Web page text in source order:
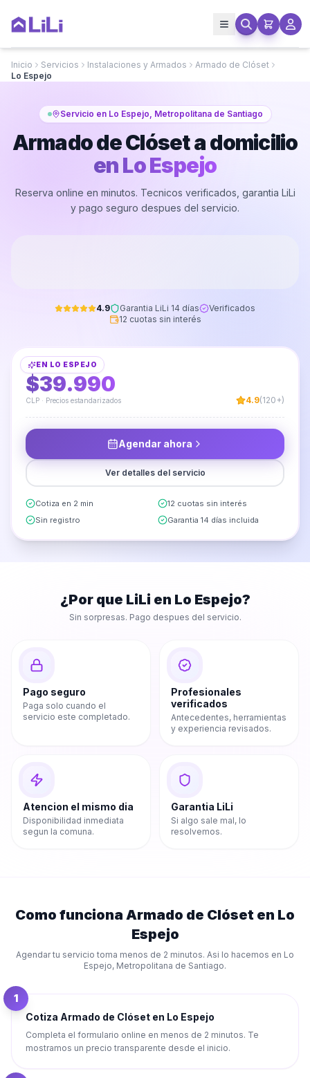
Inicio Servicios Instalaciones y Armados
Armado de Clóset
Lo Espejo
Servicio en Lo Espejo, Metropolitana de Santiago
Armado de Clóset a domicilio
enLo Espejo
Reserva online en minutos. Tecnicos verificados, garantia LiLi
y pago seguro despues del servicio.
4.9 Garantia LiLi 14 días
Verificados
12 cuotas sin interés
EN LO ESPEJO
DESDE
$39.990
CLP · Precios estandarizados 4.9(120+)
Agendar ahora
Ver detalles del servicio
Cotiza en 2 min
12 cuotas sin interés
Sin registro
Garantia 14 días incluida
¿Por que LiLi en Lo Espejo?
Sin sorpresas. Pago despues del servicio.
Pago seguro
Paga solo cuando el
servicio este completado.
Profesionales
verificados
Antecedentes, herramientas
y experiencia revisados.
Atencion el mismo dia
Disponibilidad inmediata
segun la comuna.
Garantia LiLi
Si algo sale mal, lo
resolvemos.
Como funciona Armado de Clóset en Lo
Espejo
Agendar tu servicio toma menos de 2 minutos. Asi lo hacemos en Lo
Espejo, Metropolitana de Santiago.
1
Cotiza Armado de Clóset en Lo Espejo
Completa el formulario online en menos de 2 minutos. Te
mostramos un precio transparente desde el inicio.